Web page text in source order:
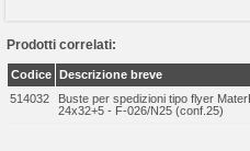
Prodotti correlati:
Codice Descrizione breve
514032
Buste per spedizioni tipo flyer
24x32+5 - F-026/N25 (conf.25)